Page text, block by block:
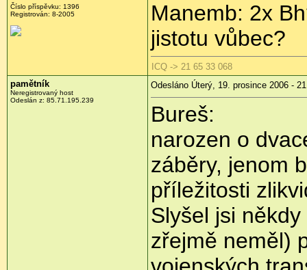
Číslo příspěvku: 1396
Registrován: 8-2005
Manemb: 2x
jistotu vůbec?
ICQ -> 21 65 33 068
pamětník
Neregistrovaný host
Odeslán z: 85.71.195.239
Odesláno Úterý, 19. prosince 2006 -
Bureš:
narozen o
záběry, jenom
příležitosti
Slyšel jsi
zřejmě neměl)